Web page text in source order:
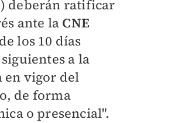
deberán ratificar
ante laCNE
los 10 días
a la
en vigor del
de forma
o presencial".